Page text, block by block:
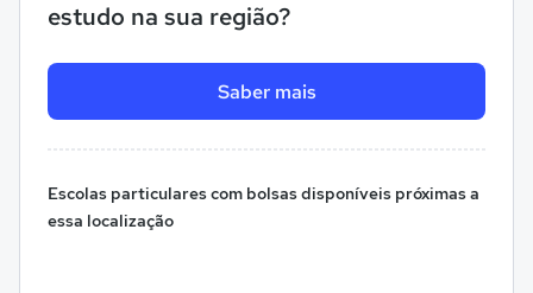
estudo na sua região?
Saber mais
Escolas particulares com bolsas disponíveis próximas a
essa localização